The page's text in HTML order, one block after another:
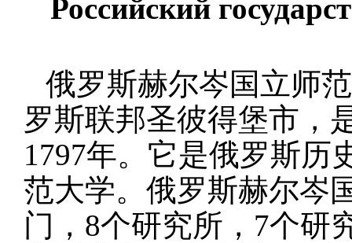
Российский
俄罗斯赫尔岑国立师
罗斯联邦圣彼得堡市，
1797年。它是俄罗斯历
范大学。俄罗斯赫尔岑
门， 8个研究所， 7个研